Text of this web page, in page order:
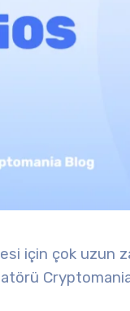
için çok uzun